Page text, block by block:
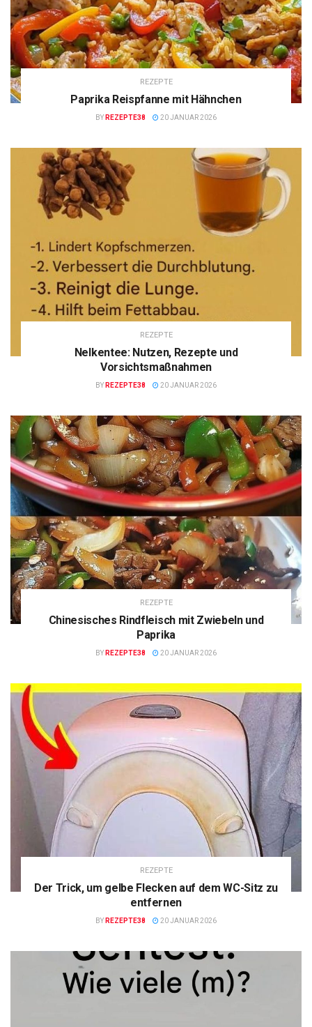
REZEPTE
Paprika Reispfanne mit Hähnchen
BY REZEPTE38 20 JANUAR 2026
REZEPTE
Nelkentee: Nutzen, Rezepte und
Vorsichtsmaßnahmen
BY REZEPTE38 20 JANUAR 2026
REZEPTE
Chinesisches Rindfleisch mit Zwiebeln und
Paprika
BY REZEPTE38 20 JANUAR 2026
REZEPTE
Der Trick, um gelbe Flecken auf dem WC-Sitz zu
entfernen
BY REZEPTE38 20 JANUAR 2026